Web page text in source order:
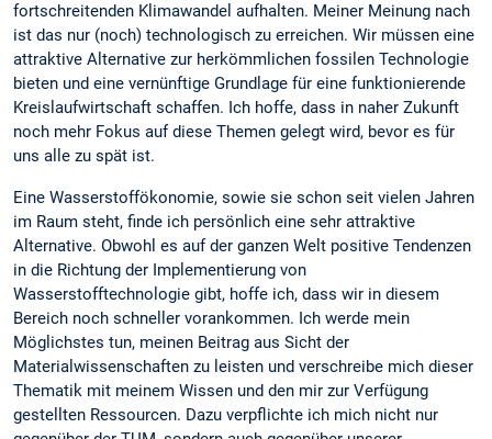
fortschreitenden Klimawandel aufhalten. Meiner Meinung nach
ist das nur (noch) technologisch zu erreichen. Wir müssen eine
attraktive Alternative zur herkömmlichen fossilen Technologie
bieten und eine vernünftige Grundlage für eine funktionierende
Kreislaufwirtschaft schaffen. Ich hoffe, dass in naher Zukunft
noch mehr Fokus auf diese Themen gelegt wird, bevor es für
uns alle zu spät ist.
Eine Wasserstoffökonomie, sowie sie schon seit vielen Jahren
im Raum steht, finde ich persönlich eine sehr attraktive
Alternative. Obwohl es auf der ganzen Welt positive Tendenzen
in die Richtung der Implementierung von
Wasserstofftechnologie gibt, hoffe ich, dass wir in diesem
Bereich noch schneller vorankommen. Ich werde mein
Möglichstes tun, meinen Beitrag aus Sicht der
Materialwissenschaften zu leisten und verschreibe mich dieser
Thematik mit meinem Wissen und den mir zur Verfügung
gestellten Ressourcen. Dazu verpflichte ich mich nicht nur